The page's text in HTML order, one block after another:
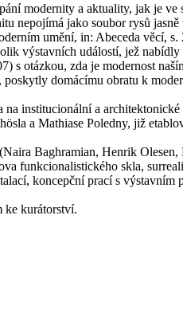
modernity a aktuality, jak je ve
nepojímá jako soubor rysů
umění, in: Abeceda věcí, s.
výstavních událostí, jež
s otázkou, zda je modernost
domácímu obratu k
institucionální a
a Mathiase Poledny, již
Baghramian, Henrik Olesen,
funkcionalistického skla,
koncepční prací s výstavním
ke kurátorství.